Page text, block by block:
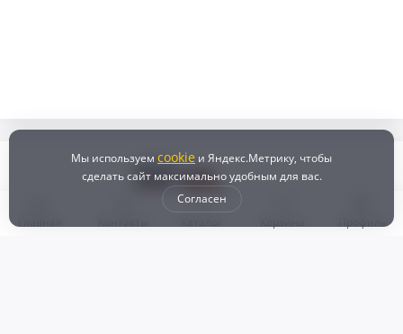
Мы используем cookie и Яндекс.Метрику, чтобы
сделать сайт максимально удобным для вас.
Согласен